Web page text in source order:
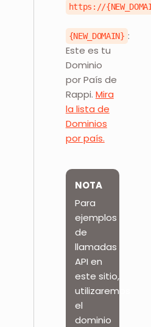
https://
{NEW_DOMAIN} :
Este es tu
Dominio
por País de
Rappi. Mira
la lista de
Dominios
por país.
NOTA
Para
ejemplos
de
llamadas
API en
este sitio,
utilizaremos
el
dominio